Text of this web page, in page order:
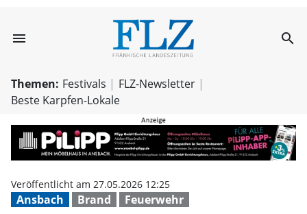
menu Feuer in search
Themen: Festivals
FLZ-Newsletter
Beste Karpfen-Lokale
Ansbach Brand Feuerwehr
Veröffentlicht am 27.05.2026 12:25